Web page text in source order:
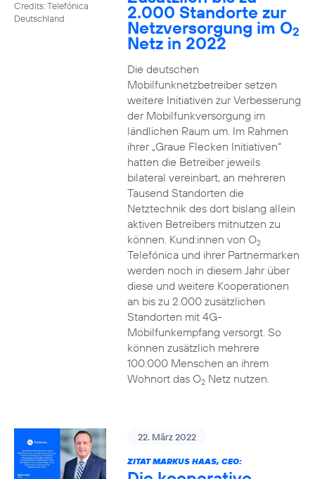
Credits: Telefónica
Deutschland
2.000 Standorte zur
Netzversorgung im O2
Netz in 2022
Die deutschen
Mobilfunknetzbetreiber setzen
weitere Initiativen zur Verbesserung
der Mobilfunkversorgung im
ländlichen Raum um. Im Rahmen
ihrer „Graue Flecken Initiativen“
hatten die Betreiber jeweils
bilateral vereinbart, an mehreren
Tausend Standorten die
Netztechnik des dort bislang allein
aktiven Betreibers mitnutzen zu
können. Kund:innen von O2
Telefónica und ihrer Partnermarken
werden noch in diesem Jahr über
diese und weitere Kooperationen
an bis zu 2.000 zusätzlichen
Standorten mit 4G-
Mobilfunkempfang versorgt. So
können zusätzlich mehrere
100.000 Menschen an ihrem
Wohnort das O2Netz nutzen.
22. März 2022
ZITAT MARKUS HAAS, CEO: